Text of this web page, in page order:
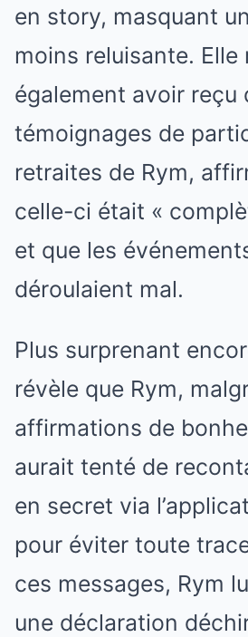
en story, masquant
moins reluisante. Elle
également avoir reçu
témoignages de
retraites de Rym,
celle-ci était «
et que les
déroulaient mal.
Plus surprenant
révèle que Rym,
affirmations de
aurait tenté de
en secret via
pour éviter toute
ces messages, Rym
une déclaration